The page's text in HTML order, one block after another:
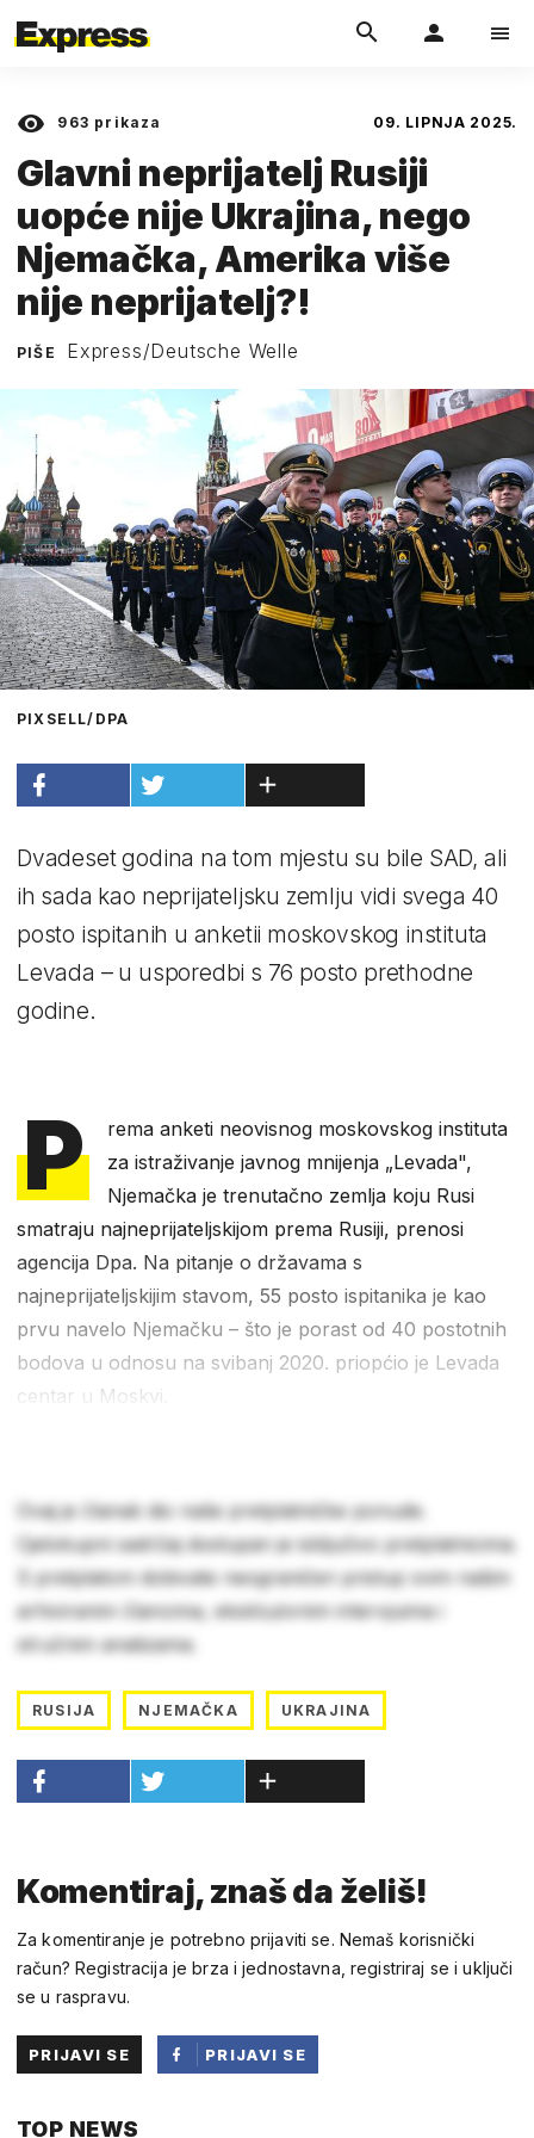
963 prikaza 09. LIPNJA 2025.
Glavni neprijatelj Rusiji
uopće nije Ukrajina, nego
Njemačka, Amerika više
nije neprijatelj?!
PIŠE Express/Deutsche Welle
PIXSELL/DPA
Dvadeset godina na tom mjestu su bile SAD, ali
ih sada kao neprijateljsku zemlju vidi svega 40
posto ispitanih u anketii moskovskog instituta
Levada – u usporedbi s 76 posto prethodne
godine.
P
rema anketi neovisnog moskovskog instituta
za istraživanje javnog mnijenja „Levada",
Njemačka je trenutačno zemlja koju Rusi
smatraju najneprijateljskijom prema Rusiji, prenosi
agencija Dpa. Na pitanje o državama s
najneprijateljskijim stavom, 55 posto ispitanika je kao
prvu navelo Njemačku – što je porast od 40 postotnih
bodova u odnosu na svibanj 2020. priopćio je Levada
centar u Moskvi.
Ovaj je članak dio naše pretplatničke ponude.
Cjelokupni sadržaj dostupan je isključivo pretplatnicima.
S pretplatom dobivate neograničen pristup svim našim
arhiviranim člancima, ekskluzivnim intervjuima i
stručnim analizama.
RUSIJA NJEMAČKA UKRAJINA
Komentiraj, znaš da želiš!
Za komentiranje je potrebno prijaviti se. Nemaš korisnički
račun? Registracija je brza i jednostavna, registriraj se i uključi
se u raspravu.
PRIJAVI SE
PRIJAVI SE
TOP NEWS